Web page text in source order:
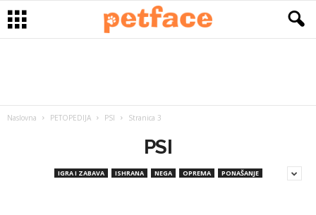
Naslovna PETOPEDIJA PSI Stranica 3
PSI
IGRA I ZABAVA ISHRANA NEGA OPREMA PONAŠANJE